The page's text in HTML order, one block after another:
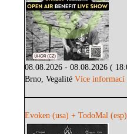
08.08.2026 - 08.08.2026 (
Brno, VegalitéVíce informací
Evoken (usa) + TodoMal